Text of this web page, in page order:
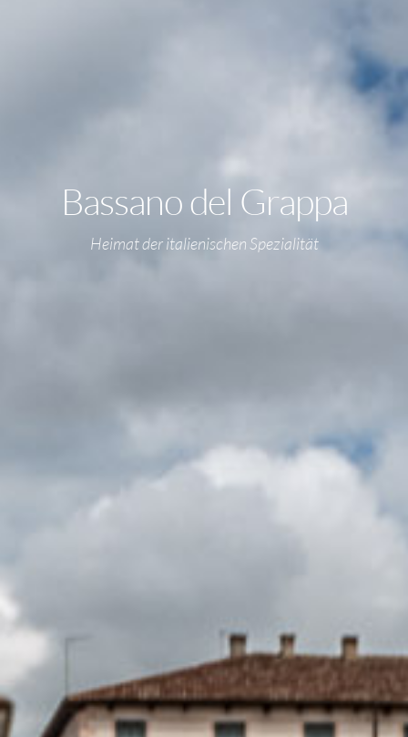
Bassano del Grappa
Heimat der italienischen Spezialität